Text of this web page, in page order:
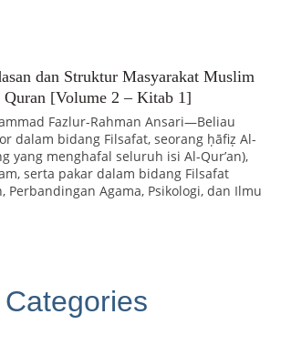
dan Struktur Masyarakat Muslim
Quran [Volume 2 – Kitab 1]
Fazlur-Rahman Ansari—Beliau
dalam bidang Filsafat, seorang ḥāfiẓ Al-
yang menghafal seluruh isi Al-Qur’an),
serta pakar dalam bidang Filsafat
Perbandingan Agama, Psikologi, dan Ilmu
Categories